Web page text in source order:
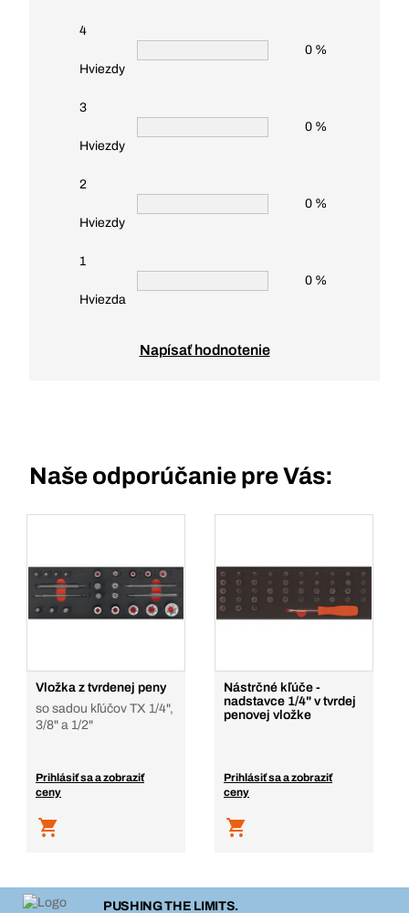
4
Hviezdy
0 %
3
Hviezdy
0 %
2
Hviezdy
0 %
1
Hviezda
0 %
Napísať hodnotenie
Naše odporúčanie pre Vás:
Vložka z tvrdenej peny
so sadou kľúčov TX 1/4",
3/8" a 1/2"
Prihlásiť sa a zobraziť
ceny
Nástrčné kľúče -
nadstavce 1/4" v tvrdej
penovej vložke
Prihlásiť sa a zobraziť
ceny
PUSHING THE LIMITS.